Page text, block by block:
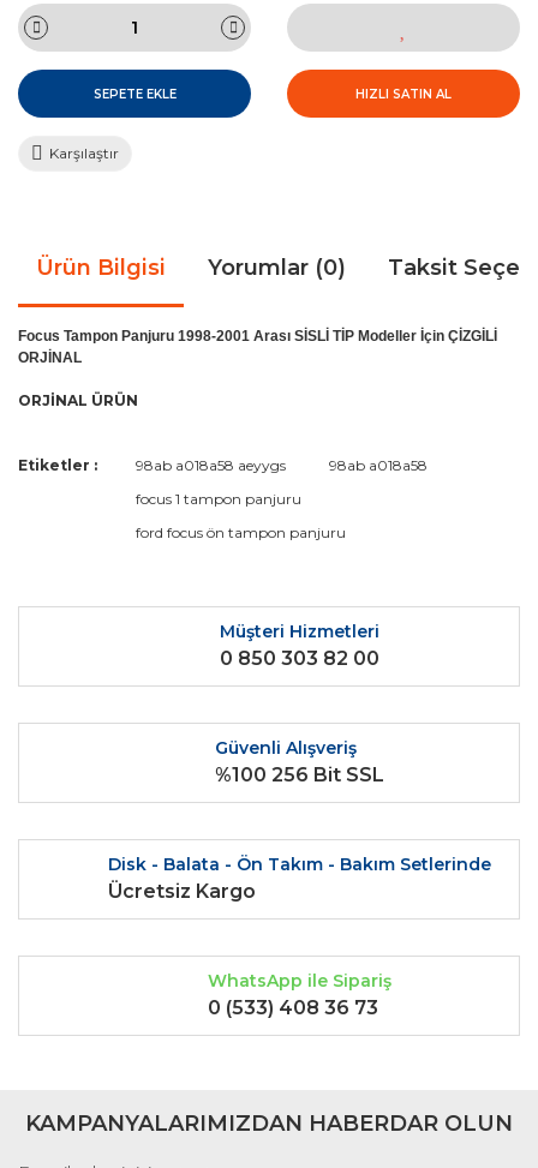
SEPETE EKLE HIZLI SATIN AL
Karşılaştır
Ürün Bilgisi Yorumlar (0) Taksit
Focus Tampon Panjuru 1998-2001 Arası SİSLİ TİP Modeller İçin ÇİZGİLİ
ORJİNAL
ORJİNAL ÜRÜN
Bu ürüne ilk yorumu siz yapın!
Bu ürünün fiyat bilgisi, resim, ürün açıklamalarında ve diğer
kullanarak tarafımıza iletebilirsiniz.
Görüş ve önerileriniz için teşekkür ederiz.
Ürün açıklamasında eksik bilgiler bulunuyor.
Ürün bilgilerinde hatalar bulunuyor.
Ürün fiyatı diğer sitelerden daha pahalı.
Bu ürüne benzer farklı alternatifler olmalı.
Gönder
Etiketler : 98ab a018a58 aeyygs
98ab a018a58
focus 1 tampon panjuru
ford focus ön tampon panjuru
Müşteri Hizmetleri
0 850 303 82 00
Güvenli Alışveriş
%100 256 Bit SSL
Disk - Balata - Ön Takım - Bakım Setlerinde
Ücretsiz Kargo
WhatsApp ile Sipariş
0 (533) 408 36 73
KAMPANYALARIMIZDAN HABERDAR OLUN